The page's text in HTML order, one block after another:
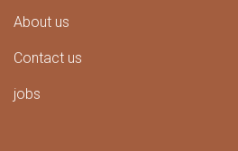
About us
Contact us
jobs